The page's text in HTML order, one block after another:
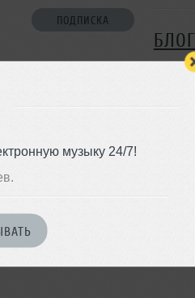
музыку 24/7!
ПОДПИСКА
БЛОГ